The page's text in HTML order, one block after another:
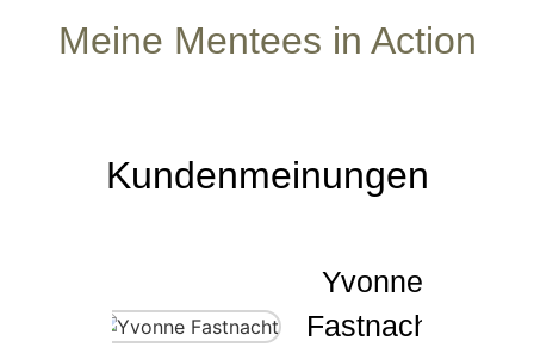
Meine Mentees in Action
Kundenmeinungen
Yvonne
Fastnacht